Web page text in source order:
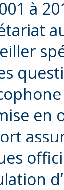
à
en